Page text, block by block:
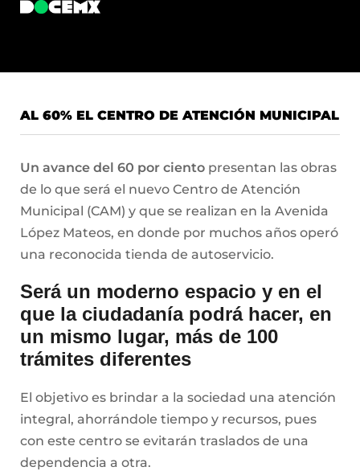
AL 60% EL CENTRO DE ATENCIÓN MUNICIPAL
Un avance del 60 por ciento presentan las obras
de lo que será el nuevo Centro de Atención
Municipal (CAM) y que se realizan en la Avenida
López Mateos, en donde por muchos años operó
una reconocida tienda de autoservicio.
Será un moderno espacio y en el
que la ciudadanía podrá hacer, en
un mismo lugar, más de 100
trámites diferentes
El objetivo es brindar a la sociedad una atención
integral, ahorrándole tiempo y recursos, pues
con este centro se evitarán traslados de una
dependencia a otra.